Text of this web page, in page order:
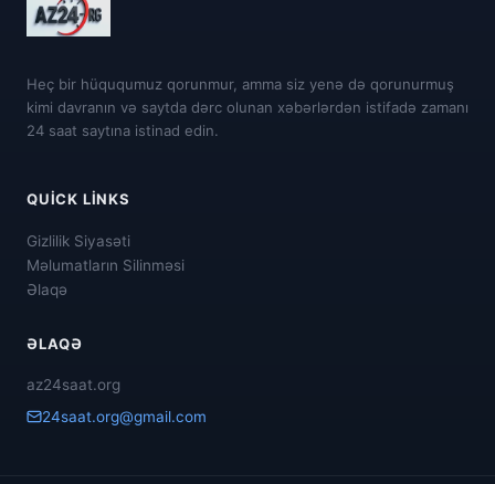
Heç bir hüququmuz qorunmur, amma siz yenə də qorunurmuş
kimi davranın və saytda dərc olunan xəbərlərdən istifadə zamanı
24 saat saytına istinad edin.
QUICK LINKS
Gizlilik Siyasəti
Məlumatların Silinməsi
Əlaqə
ƏLAQƏ
az24saat.org
24saat.org@gmail.com